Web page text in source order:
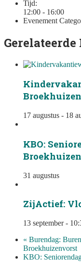
Tijd:
12:00 - 16:00
Evenement
17 augustus - 18
KBO:
Broekhuizen
31 augustus
ZijActief:
13 september -
« Burendag:
Broekhuizenvorst
KBO: